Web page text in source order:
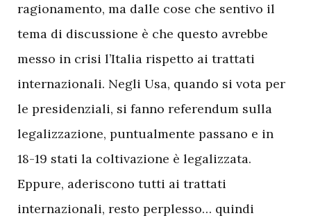
ragionamento, ma dalle cose che sentivo il
tema di discussione è che questo avrebbe
messo in crisi l’Italia rispetto ai trattati
internazionali. Negli Usa, quando si vota per
le presidenziali, si fanno referendum sulla
legalizzazione, puntualmente passano e in
18-19 stati la coltivazione è legalizzata.
Eppure, aderiscono tutti ai trattati
internazionali, resto perplesso… quindi